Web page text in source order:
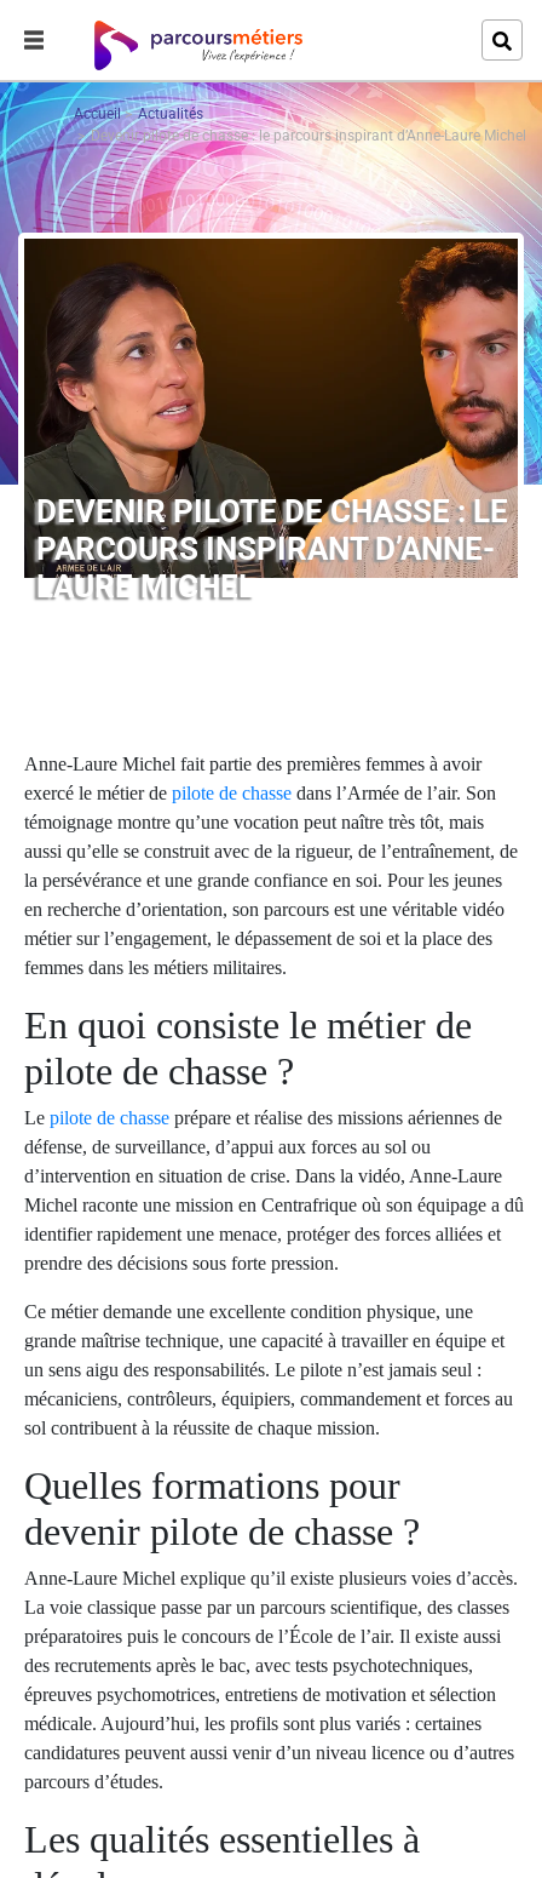
Accueil
Actualités
Devenir pilote de chasse : le parcours inspirant d’Anne-Laure Michel
DEVENIR PILOTE DE CHASSE : LE
PARCOURS INSPIRANT D’ANNE-
LAURE MICHEL
Anne-Laure Michel fait partie des premières femmes à avoir
exercé le métier de pilote de chasse dans l’Armée de l’air. Son
témoignage montre qu’une vocation peut naître très tôt, mais
aussi qu’elle se construit avec de la rigueur, de l’entraînement, de
la persévérance et une grande confiance en soi. Pour les jeunes
en recherche d’orientation, son parcours est une véritable vidéo
métier sur l’engagement, le dépassement de soi et la place des
femmes dans les métiers militaires.
En quoi consiste le métier de
pilote de chasse ?
Le pilote de chasse prépare et réalise des missions aériennes de
défense, de surveillance, d’appui aux forces au sol ou
d’intervention en situation de crise. Dans la vidéo, Anne-Laure
Michel raconte une mission en Centrafrique où son équipage a dû
identifier rapidement une menace, protéger des forces alliées et
prendre des décisions sous forte pression.
Ce métier demande une excellente condition physique, une
grande maîtrise technique, une capacité à travailler en équipe et
un sens aigu des responsabilités. Le pilote n’est jamais seul :
mécaniciens, contrôleurs, équipiers, commandement et forces au
sol contribuent à la réussite de chaque mission.
Quelles formations pour
devenir pilote de chasse ?
Anne-Laure Michel explique qu’il existe plusieurs voies d’accès.
La voie classique passe par un parcours scientifique, des classes
préparatoires puis le concours de l’École de l’air. Il existe aussi
des recrutements après le bac, avec tests psychotechniques,
épreuves psychomotrices, entretiens de motivation et sélection
médicale. Aujourd’hui, les profils sont plus variés : certaines
candidatures peuvent aussi venir d’un niveau licence ou d’autres
parcours d’études.
Les qualités essentielles à